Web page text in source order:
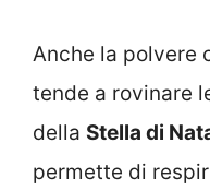
Anche la polvere
tende a rovinare
della Stella di
permette di